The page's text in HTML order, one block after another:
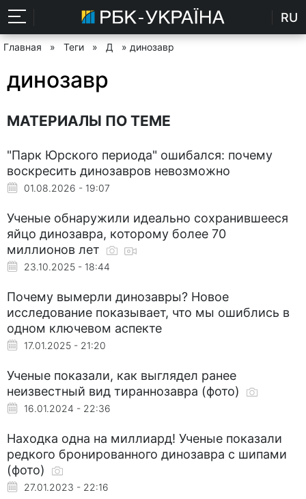
RU
Главная » Теги » Д » динозавр
динозавр
МАТЕРИАЛЫ ПО ТЕМЕ
"Парк Юрского периода" ошибался: почему
воскресить динозавров невозможно
01.08.2026 - 19:07
Ученые обнаружили идеально сохранившееся
яйцо динозавра, которому более 70
миллионов лет
23.10.2025 - 18:44
Почему вымерли динозавры? Новое
исследование показывает, что мы ошиблись в
одном ключевом аспекте
17.01.2025 - 21:20
Ученые показали, как выглядел ранее
неизвестный вид тираннозавра (фото)
16.01.2024 - 22:36
Находка одна на миллиард! Ученые показали
редкого бронированного динозавра с шипами
(фото)
27.01.2023 - 22:16